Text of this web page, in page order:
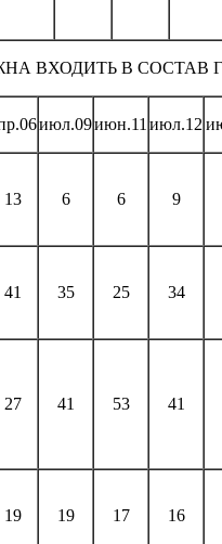
ВХОДИТЬ В
июл.09июн.11 июл.12
13 6 6 9
41 35 25 34
27 41 53 41
19 19 17 16